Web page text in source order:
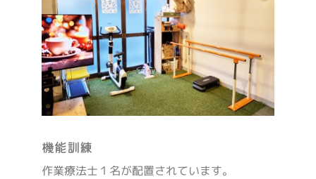
機能訓練
作業療法士１名が配置されています。